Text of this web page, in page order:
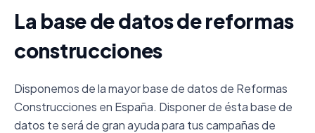
La base de datos de reformas
construcciones
Disponemos de la mayor base de datos de Reformas
Construcciones en España. Disponer de ésta base de
datos te será de gran ayuda para tus campañas de